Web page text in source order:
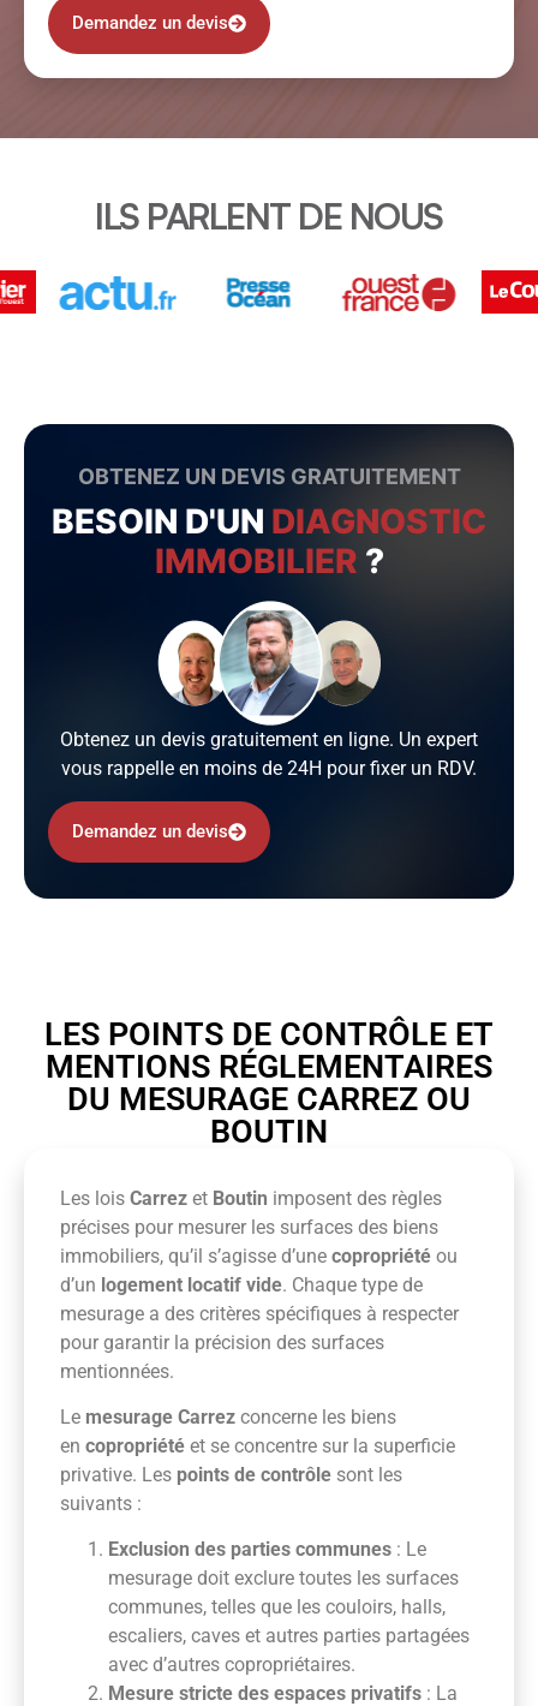
Demandez un devis
ILS PARLENT DE NOUS
OBTENEZ UN DEVIS GRATUITEMENT
BESOIN D'UN DIAGNOSTIC
IMMOBILIER ?
Obtenez un devis gratuitement en ligne. Un expert
vous rappelle en moins de 24H pour fixer un RDV.
Demandez un devis
LES POINTS DE CONTRÔLE ET
MENTIONS RÉGLEMENTAIRES
DU MESURAGE CARREZ OU
BOUTIN
Les lois Carrez et Boutin imposent des règles
précises pour mesurer les surfaces des biens
immobiliers, qu’il s’agisse d’une copropriété ou
d’un logement locatif vide. Chaque type de
mesurage a des critères spécifiques à respecter
pour garantir la précision des surfaces
mentionnées.
Le mesurage Carrez concerne les biens
en copropriété et se concentre sur la superficie
privative. Les points de contrôle sont les
suivants :
Exclusion des parties communes : Le
mesurage doit exclure toutes les surfaces
communes, telles que les couloirs, halls,
escaliers, caves et autres parties partagées
avec d’autres copropriétaires.
Mesure stricte des espaces privatifs : La